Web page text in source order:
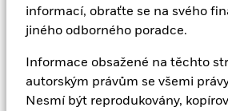
informací, obraťte se na svého
jiného odborného poradce.
Informace obsažené na těchto
autorským právům se všemi
Nesmí být reprodukovány,
nárok třetí stranou v souvislosti s
těchto webových stránek,
společnosti BlackRock plně